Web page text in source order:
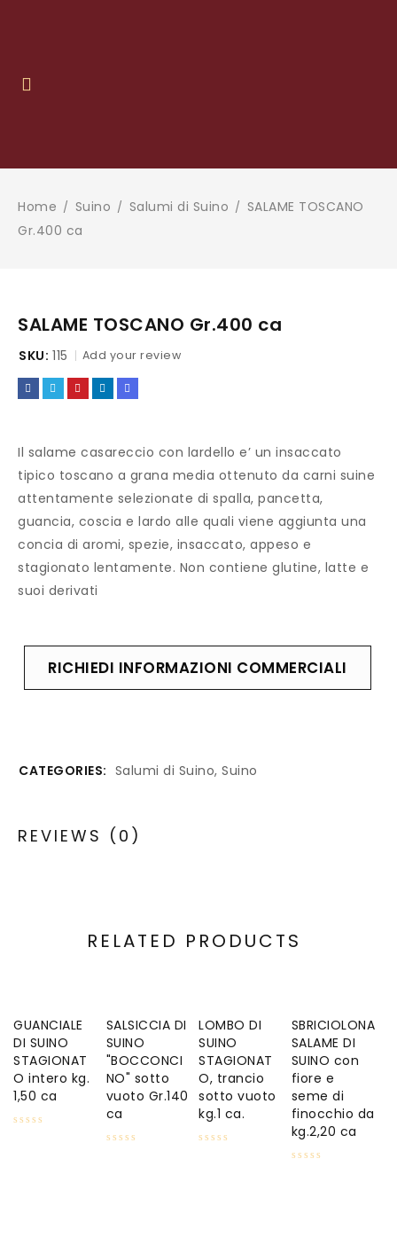
Home / Suino / Salumi di Suino / SALAME TOSCANO
Gr.400 ca
SALAME TOSCANO Gr.400 ca
SKU: 115 Add your review
Il salame casareccio con lardello e’ un insaccato
tipico toscano a grana media ottenuto da carni suine
attentamente selezionate di spalla, pancetta,
guancia, coscia e lardo alle quali viene aggiunta una
concia di aromi, spezie, insaccato, appeso e
stagionato lentamente. Non contiene glutine, latte e
suoi derivati
RICHIEDI INFORMAZIONI COMMERCIALI
CATEGORIES: Salumi di Suino, Suino
REVIEWS (0)
RELATED PRODUCTS
GUANCIALE
DI SUINO
STAGIONAT
O intero kg.
1,50 ca
SALSICCIA DI
SUINO
"BOCCONCI
NO" sotto
vuoto Gr.140
ca
LOMBO DI
SUINO
STAGIONAT
O, trancio
sotto vuoto
kg.1 ca.
SBRICIOLONA
SALAME DI
SUINO con
fiore e
seme di
finocchio da
kg.2,20 ca